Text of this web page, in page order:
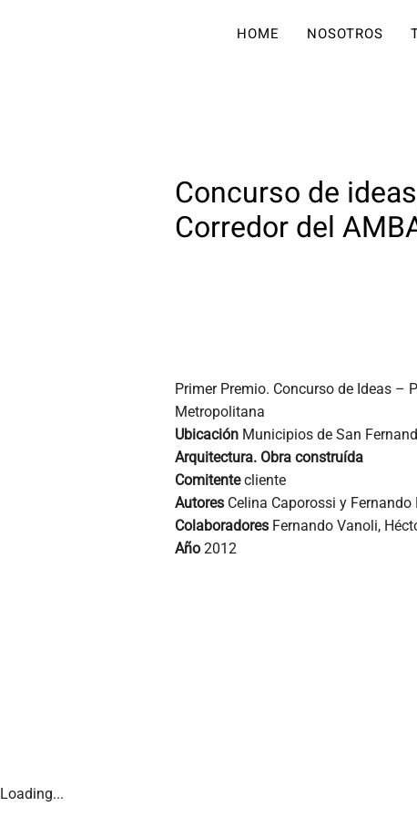
HOME NOSOTROS
Concurso de
Corredor del
Primer Premio. Concurso de Ideas –
Metropolitana
Ubicación Municipios de San
Arquitectura. Obra construída
Comitentecliente
Autores Celina Caporossi y Fernando
Colaboradores Fernando Vanoli,
Año 2012
Loading...